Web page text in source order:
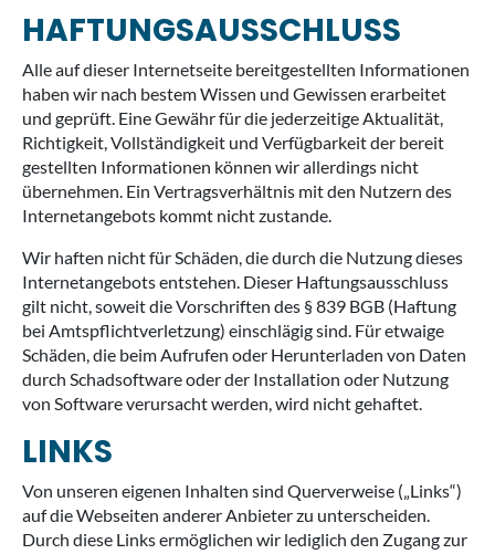
HAFTUNGSAUSSCHLUSS
Alle auf dieser Internetseite bereitgestellten Informationen
haben wir nach bestem Wissen und Gewissen erarbeitet
und geprüft. Eine Gewähr für die jederzeitige Aktualität,
Richtigkeit, Vollständigkeit und Verfügbarkeit der bereit
gestellten Informationen können wir allerdings nicht
übernehmen. Ein Vertragsverhältnis mit den Nutzern des
Internetangebots kommt nicht zustande.
Wir haften nicht für Schäden, die durch die Nutzung dieses
Internetangebots entstehen. Dieser Haftungsausschluss
gilt nicht, soweit die Vorschriften des § 839 BGB (Haftung
bei Amtspflichtverletzung) einschlägig sind. Für etwaige
Schäden, die beim Aufrufen oder Herunterladen von Daten
durch Schadsoftware oder der Installation oder Nutzung
von Software verursacht werden, wird nicht gehaftet.
LINKS
Von unseren eigenen Inhalten sind Querverweise („Links“)
auf die Webseiten anderer Anbieter zu unterscheiden.
Durch diese Links ermöglichen wir lediglich den Zugang zur